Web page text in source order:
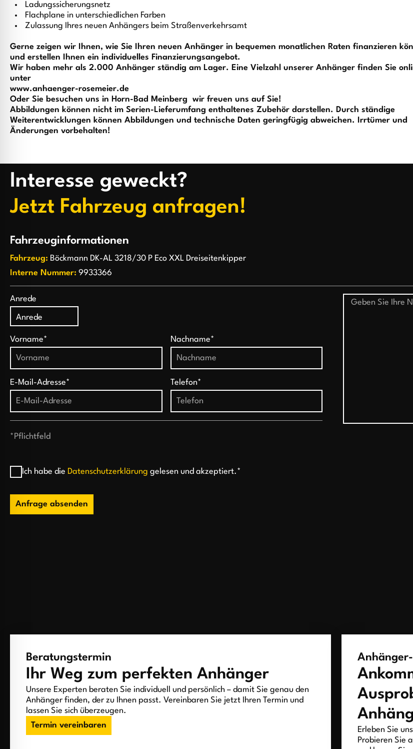
Ladungssicherungsnetz
Flachplane in unterschiedlichen Farben
Zulassung Ihres neuen Anhängers beim Straßenverkehrsamt
Gerne zeigen wir Ihnen, wie Sie Ihren neuen Anhänger in bequemen monatlichen Raten finanzieren
und erstellen Ihnen ein individuelles Finanzierungsangebot.
Wir haben mehr als 2.000 Anhänger ständig am Lager. Eine Vielzahl unserer Anhänger finden Sie
unter
www.anhaenger-rosemeier.de
Oder Sie besuchen uns in Horn-Bad Meinberg  wir freuen uns auf Sie!
Abbildungen können nicht im Serien-Lieferumfang enthaltenes Zubehör darstellen. Durch ständige
Weiterentwicklungen können Abbildungen und technische Daten geringfügig abweichen. Irrtümer und
Änderungen vorbehalten!
Interesse geweckt?
Jetzt Fahrzeug anfragen!
Fahrzeuginformationen
Fahrzeug: Böckmann DK-AL 3218/30 P Eco XXL Dreiseitenkipper
Interne Nummer: 9933366
Anrede
Vorname* Nachname*
E-Mail-Adresse* Telefon*
*Pflichtfeld
Ich habe die Datenschutzerklärung gelesen und akzeptiert.*
Anfrage absenden
Beratungstermin
Ihr Weg zum perfekten Anhänger
Unsere Experten beraten Sie individuell und persönlich – damit Sie genau den
Anhänger finden, der zu Ihnen passt. Vereinbaren Sie jetzt Ihren Termin und
lassen Sie sich überzeugen.
Termin vereinbaren
Erleben Sie
Probieren Sie